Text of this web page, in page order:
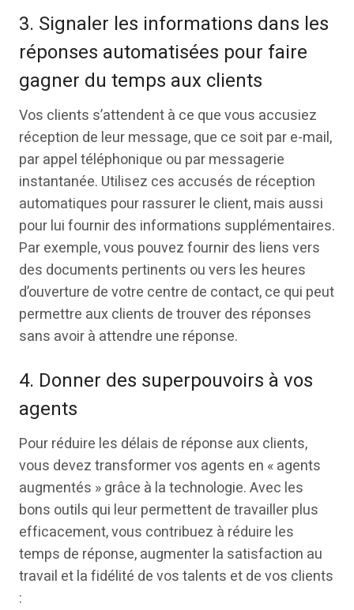
3. Signaler les informations dans les
réponses automatisées pour faire
gagner du temps aux clients
Vos clients s’attendent à ce que vous accusiez
réception de leur message, que ce soit par e-mail,
par appel téléphonique ou par messagerie
instantanée. Utilisez ces accusés de réception
automatiques pour rassurer le client, mais aussi
pour lui fournir des informations supplémentaires.
Par exemple, vous pouvez fournir des liens vers
des documents pertinents ou vers les heures
d’ouverture de votre centre de contact, ce qui peut
permettre aux clients de trouver des réponses
sans avoir à attendre une réponse.
4. Donner des superpouvoirs à vos
agents
Pour réduire les délais de réponse aux clients,
vous devez transformer vos agents en « agents
augmentés » grâce à la technologie. Avec les
bons outils qui leur permettent de travailler plus
efficacement, vous contribuez à réduire les
temps de réponse, augmenter la satisfaction au
travail et la fidélité de vos talents et de vos clients
: